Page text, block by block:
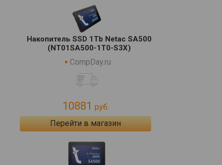
Накопитель SSD 1Tb Netac SA500
(NT01SA500-1T0-S3X)
CompDay.ru
10881 руб.
Перейти в магазин